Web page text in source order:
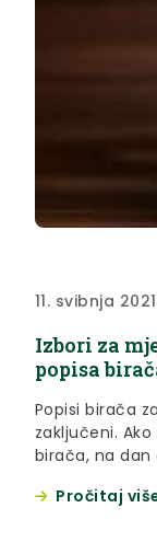
11. svibnja
Izbori za
popisa
Popisi birača
zaključeni.
birača, na dan
potvrdom za
Pročitaj